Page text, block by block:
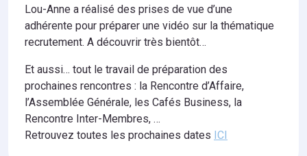
Lou-Anne a réalisé des prises de vue d’une
adhérente pour préparer une vidéo sur la thématique
recrutement. A découvrir très bientôt…
Et aussi… tout le travail de préparation des
prochaines rencontres : la Rencontre d’Affaire,
l’Assemblée Générale, les Cafés Business, la
Rencontre Inter-Membres, …
Retrouvez toutes les prochaines dates ICI